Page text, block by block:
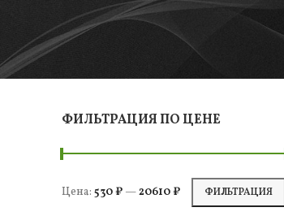
ФИЛЬТРАЦИЯ ПО ЦЕНЕ
ФИЛЬТРАЦИЯ
Цена: 530 ₽ —20610 ₽